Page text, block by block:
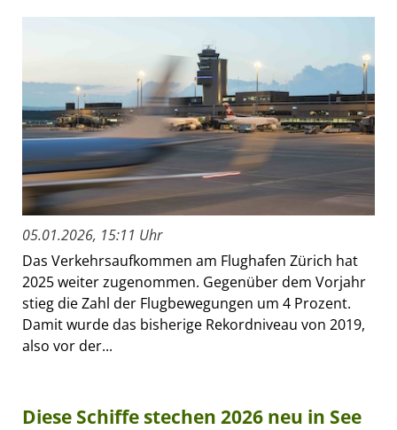
05.01.2026, 15:11 Uhr
Das Verkehrsaufkommen am Flughafen Zürich hat
2025 weiter zugenommen. Gegenüber dem Vorjahr
stieg die Zahl der Flugbewegungen um 4 Prozent.
Damit wurde das bisherige Rekordniveau von 2019,
also vor der...
Diese Schiffe stechen 2026 neu in See